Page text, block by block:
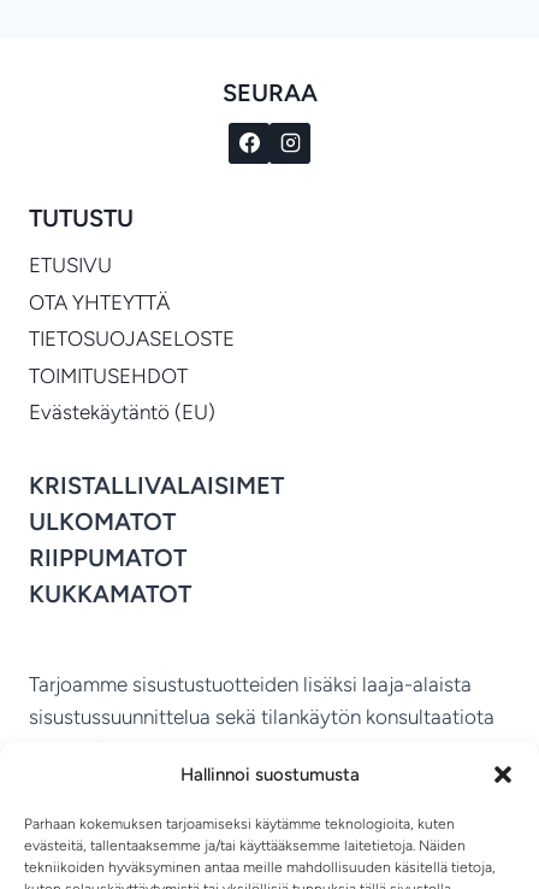
Hallinnoi suostumusta
Parhaan kokemuksen tarjoamiseksi käytämme teknologioita, kuten
evästeitä, tallentaaksemme ja/tai käyttääksemme laitetietoja. Näiden
tekniikoiden hyväksyminen antaa meille mahdollisuuden käsitellä tietoja,
SEURAA
TUTUSTU
ETUSIVU
OTA YHTEYTTÄ
TIETOSUOJASELOSTE
TOIMITUSEHDOT
Evästekäytäntö (EU)
KRISTALLIVALAISIMET
ULKOMATOT
RIIPPUMATOT
KUKKAMATOT
Tarjoamme sisustustuotteiden lisäksi laaja-alaista
sisustussuunnittelua sekä tilankäytön konsultaatiota
MIKKELIN VITRIINI KY